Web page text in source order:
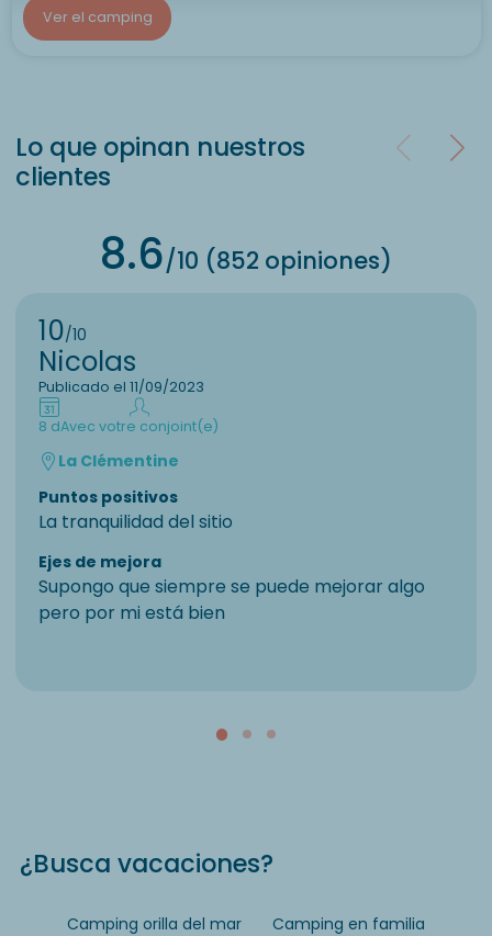
Ver el camping
Lo que opinan nuestros
clientes
8.6/10 (852 opiniones)
10/10
Nicolas
Publicado el 11/09/2023
8 dAvec votre conjoint(e)
La Clémentine
Puntos positivos
La tranquilidad del sitio
Ejes de mejora
Supongo que siempre se puede mejorar algo
pero por mi está bien
¿Busca vacaciones?
Camping orilla del mar
Camping en familia